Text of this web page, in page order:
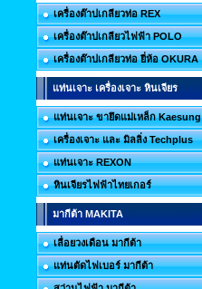
เครื่องต๊าปเกลียวท่อ REX
เครื่องต๊าปเกลียวไฟฟ้า POLO
เครื่องต๊าปเกลียวท่อ ยี่ห้อ OKURA
แท่นเจาะ เครื่องเจาะ หินเจียร
แท่นเจาะ ขายึดแม่เหล็ก Kaesung
เครื่องเจาะ และ มิลลิ่ง Techplus
แท่นเจาะ REXON
หินเจียรไฟฟ้าไทยเกอร์
มากีต้า MAKITA
เลื่อยวงเดือน มากีต้า
แท่นตัดไฟเบอร์ มากีต้า